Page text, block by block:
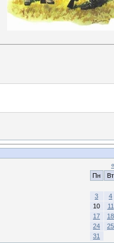
«
Пн
Вт
3
4
10
11
17
18
24
25
31